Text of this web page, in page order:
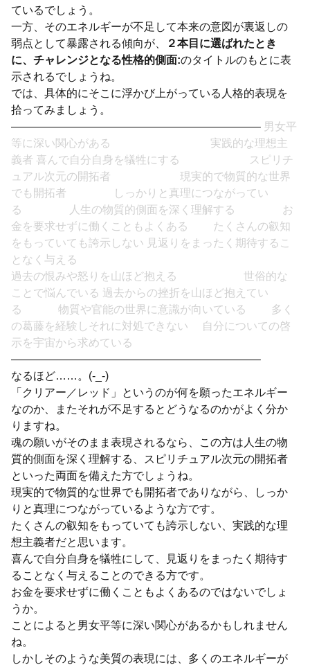
ているでしょう。
一方、そのエネルギーが不足して本来の意図が裏返しの
弱点として暴露される傾向が、
２本目に選ばれたとき
に、チャレンジとなる性格的側面:のタイトルのもとに表
示されるでしょうね。
では、具体的にそこに浮かび上がっている人格的表現を
拾ってみましょう。
——————————————————————– 男女平
等に深い関心がある 実践的な理想主
義者 喜んで自分自身を犠牲にする スピリチ
ュアル次元の開拓者 現実的で物質的な世界
でも開拓者 しっかりと真理につながってい
る 人生の物質的側面を深く理解する お
金を要求せずに働くこともよくある たくさんの叡知
をもっていても誇示しない 見返りをまったく期待するこ
となく与える
過去の恨みや怒りを山ほど抱える 世俗的な
ことで悩んでいる 過去からの挫折を山ほど抱えてい
る 物質や官能の世界に意識が向いている 多く
の葛藤を経験しそれに対処できない 自分についての啓
示を宇宙から求めている
——————————————————————–
なるほど……。(-_-)
「クリアー／レッド」というのが何を願ったエネルギー
なのか、またそれが不足するとどうなるのかがよく分か
りますね。
魂の願いがそのまま表現されるなら、この方は人生の物
質的側面を深く理解する、スピリチュアル次元の開拓者
といった両面を備えた方でしょうね。
現実的で物質的な世界でも開拓者でありながら、しっか
りと真理につながっているような方です。
たくさんの叡知をもっていても誇示しない、実践的な理
想主義者だと思います。
喜んで自分自身を犠牲にして、見返りをまったく期待す
ることなく与えることのできる方です。
お金を要求せずに働くこともよくあるのではないでしょ
うか。
ことによると男女平等に深い関心があるかもしれません
ね。
しかしそのような美質の表現には、多くのエネルギーが